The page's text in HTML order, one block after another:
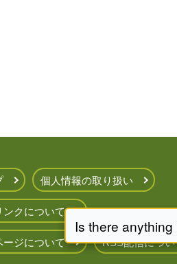
個人情報の取り扱い
ンクについて
ージについて RSS配信につい